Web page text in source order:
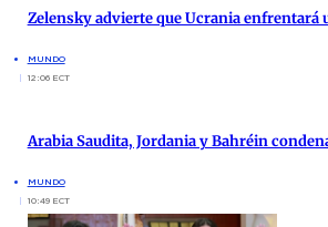
Zelensky advierte que Ucrania
MUNDO
12:06 ECT
Arabia Saudita, Jordania y Bahréin
MUNDO
10:49 ECT